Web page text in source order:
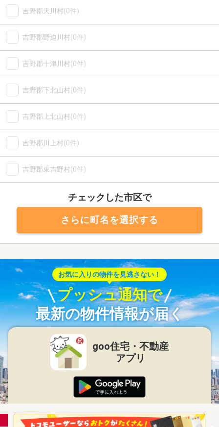
吉野郡天川村(0件)
吉野郡野迫川村(0件)
吉野郡十津川村(0件)
吉野郡下北山村(0件)
吉野郡上北山村(0件)
吉野郡川上村(0件)
吉野郡東吉野村(0件)
チェックした市区で
さらに町名を選択する
お気に入りの物件を見逃さない！
プッシュ通知で
最新の物件情報が届く
goo住宅・不動産
アプリ